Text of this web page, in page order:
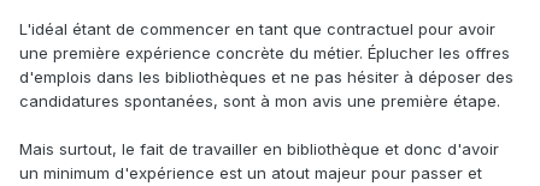
L'idéal étant de commencer en tant que contractuel pour avoir
une première expérience concrète du métier. Éplucher les offres
d'emplois dans les bibliothèques et ne pas hésiter à déposer des
candidatures spontanées, sont à mon avis une première étape.
Mais surtout, le fait de travailler en bibliothèque et donc d'avoir
un minimum d'expérience est un atout majeur pour passer et